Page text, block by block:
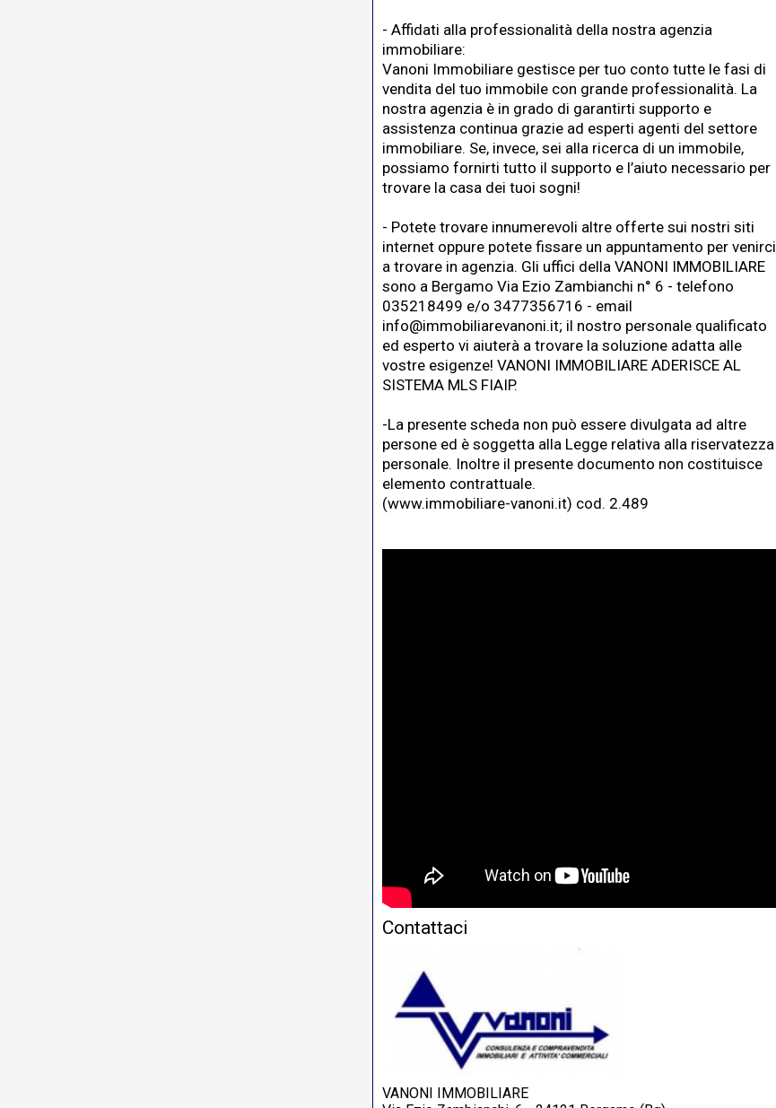
- Affidati alla professionalità della nostra agenzia
immobiliare:
Vanoni Immobiliare gestisce per tuo conto tutte le fasi di
vendita del tuo immobile con grande professionalità. La
nostra agenzia è in grado di garantirti supporto e
assistenza continua grazie ad esperti agenti del settore
immobiliare. Se, invece, sei alla ricerca di un immobile,
possiamo fornirti tutto il supporto e l’aiuto necessario per
trovare la casa dei tuoi sogni!
- Potete trovare innumerevoli altre offerte sui nostri siti
internet oppure potete fissare un appuntamento per venirci
a trovare in agenzia. Gli uffici della VANONI IMMOBILIARE
sono a Bergamo Via Ezio Zambianchi n° 6 - telefono
035218499 e/o 3477356716 - email
info@immobiliarevanoni.it; il nostro personale qualificato
ed esperto vi aiuterà a trovare la soluzione adatta alle
vostre esigenze! VANONI IMMOBILIARE ADERISCE AL
SISTEMA MLS FIAIP.
-La presente scheda non può essere divulgata ad altre
persone ed è soggetta alla Legge relativa alla riservatezza
personale. Inoltre il presente documento non costituisce
elemento contrattuale.
(www.immobiliare-vanoni.it) cod. 2.489
Contattaci
VANONI IMMOBILIARE